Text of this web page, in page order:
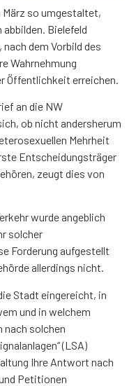
März so umgestaltet,
Bielefeld
dem Vorbild des
Wahrnehmung
Öffentlichkeit erreichen.
an die NW
ob nicht andersherum
Mehrheit
Entscheidungsträger
zeugt dies von
wurde angeblich
solcher
Forderung aufgestellt
allerdings nicht.
Stadt eingereicht, in
und in welchem
nach solchen
(LSA)
Ihre Antwort nach
Petitionen